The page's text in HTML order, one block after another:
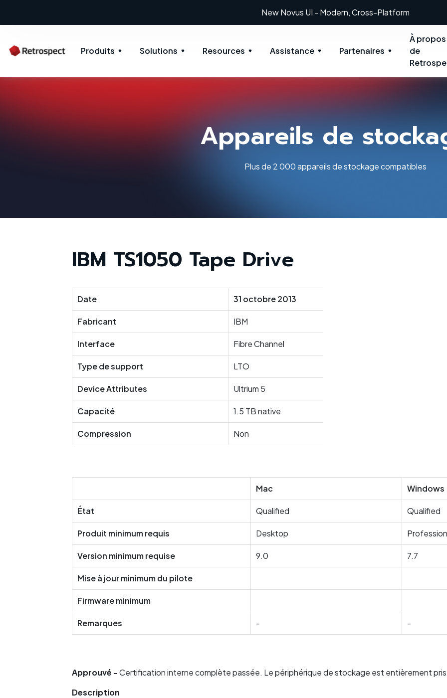
New Novus UI - Modern, Cross-Platform
Produits Solutions Resources Assistance Partenaires
À propos
de
Appareils de
Plus de 2 000 appareils de stockage compatibles
IBM TS1050 Tape Drive
Date 31 octobre 2013
Fabricant IBM
Interface Fibre Channel
Type de support LTO
Device Attributes Ultrium 5
Capacité 1.5 TB native
Compression Non
Mac Windows
État Qualified Qualified
Produit minimum requis Desktop
Version minimum requise 9.0 7.7
Mise à jour minimum du pilote
Firmware minimum
Remarques - -
Approuvé -Certification interne complète passée. Le périphérique de stockage est entièrement
Description